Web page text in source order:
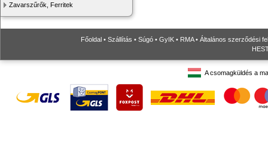
Zavarszűrők, Ferritek
Főoldal • Szállítás • Súgó • GyIK • RMA• Általános szerződési
A csomagküldés a